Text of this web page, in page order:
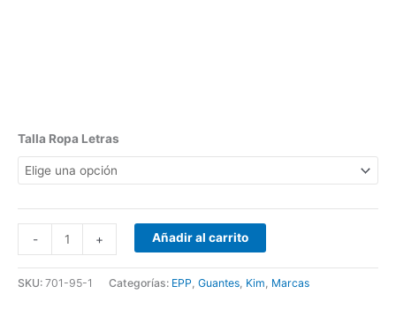
Talla Ropa Letras
- + Añadir al carrito
SKU: 701-95-1 Categorías: EPP Guantes Kim Marcas